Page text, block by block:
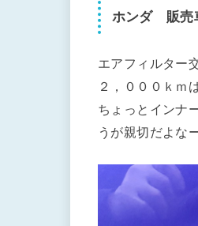
ホンダ 販売
エアフィルター
２，０００ｋｍ
ちょっとインナ
うが親切だよな